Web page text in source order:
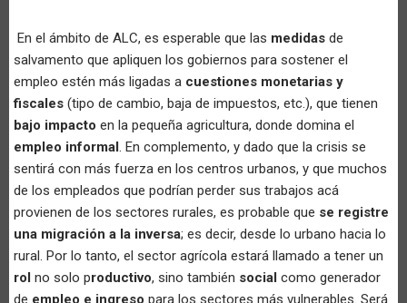
En el ámbito de ALC, es esperable que las medidas de
salvamento que apliquen los gobiernos para sostener el
empleo estén más ligadas a cuestiones monetarias y
fiscales (tipo de cambio, baja de impuestos, etc.), que tienen
bajo impacto en la pequeña agricultura, donde domina el
empleo informal. En complemento, y dado que la crisis se
sentirá con más fuerza en los centros urbanos, y que muchos
de los empleados que podrían perder sus trabajos acá
provienen de los sectores rurales, es probable que se registre
una migración a la inversa; es decir, desde lo urbano hacia lo
rural. Por lo tanto, el sector agrícola estará llamado a tener un
rol no solo productivo, sino también social como generador
de empleo e ingreso para los sectores más vulnerables. Será